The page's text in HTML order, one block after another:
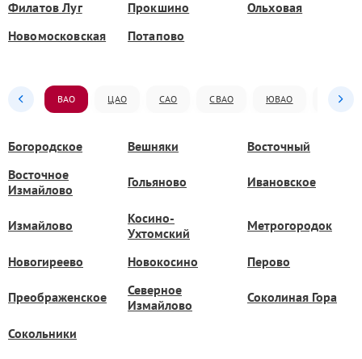
Филатов Луг Прокшино
Ольховая
Новомосковская
Потапово
ВАО ЦАО САО СВАО ЮВАО ЮАО
Богородское Вешняки
Восточный
Восточное
Измайлово
Гольяново Ивановское
Измайлово
Косино-
Ухтомский
Метрогородок
Новогиреево Новокосино Перово
Преображенское
Северное
Измайлово
Соколиная Гора
Сокольники